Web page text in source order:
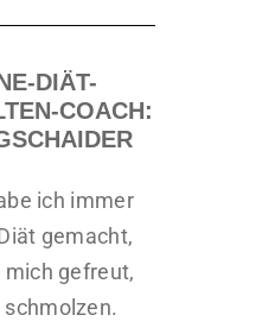
DIÄT-
COACH:
ich immer
gemacht,
mich gefreut,